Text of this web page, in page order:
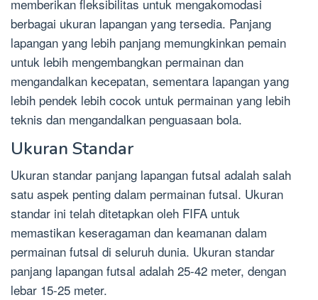
memberikan fleksibilitas untuk mengakomodasi
berbagai ukuran lapangan yang tersedia. Panjang
lapangan yang lebih panjang memungkinkan pemain
untuk lebih mengembangkan permainan dan
mengandalkan kecepatan, sementara lapangan yang
lebih pendek lebih cocok untuk permainan yang lebih
teknis dan mengandalkan penguasaan bola.
Ukuran Standar
Ukuran standar panjang lapangan futsal adalah salah
satu aspek penting dalam permainan futsal. Ukuran
standar ini telah ditetapkan oleh FIFA untuk
memastikan keseragaman dan keamanan dalam
permainan futsal di seluruh dunia. Ukuran standar
panjang lapangan futsal adalah 25-42 meter, dengan
lebar 15-25 meter.